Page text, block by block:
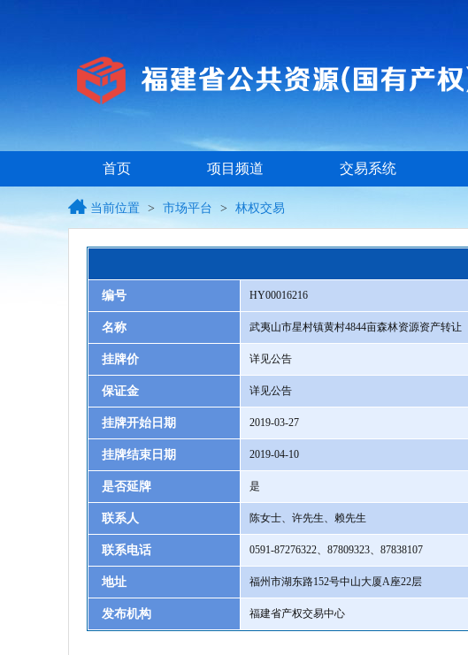
首页 项目频道 交易系统
当前位置 > 市场平台 > 林权交易
编号 HY00016216
名称 武夷山市星村镇黄村4844亩森林资源资产转让
挂牌价 详见公告
保证金 详见公告
挂牌开始日期 2019-03-27
挂牌结束日期 2019-04-10
是否延牌 是
联系人 陈女士、许先生、赖先生
联系电话 0591-87276322、87809323、87838107
地址 福州市湖东路152号中山大厦A座22层
发布机构 福建省产权交易中心